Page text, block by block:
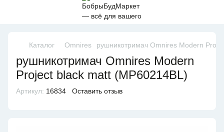
Каталог Omnires рушникотримач Omnires Modern
рушникотримач Omnires Modern
Project black matt (MP60214BL)
Артикул: 16834 Оставить отзыв